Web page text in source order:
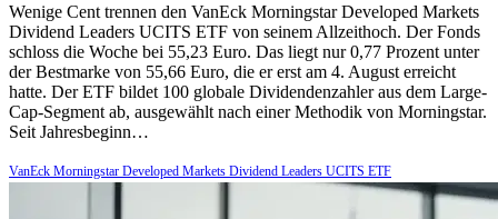
Wenige Cent trennen den VanEck Morningstar Developed Markets
Dividend Leaders UCITS ETF von seinem Allzeithoch. Der Fonds
schloss die Woche bei 55,23 Euro. Das liegt nur 0,77 Prozent unter
der Bestmarke von 55,66 Euro, die er erst am 4. August erreicht
hatte. Der ETF bildet 100 globale Dividendenzahler aus dem Large-
Cap-Segment ab, ausgewählt nach einer Methodik von Morningstar.
Seit Jahresbeginn…
VanEck Morningstar Developed Markets Dividend Leaders UCITS ETF